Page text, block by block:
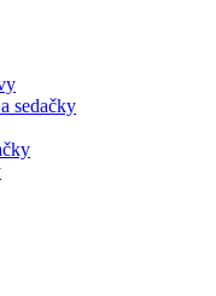
sedačky